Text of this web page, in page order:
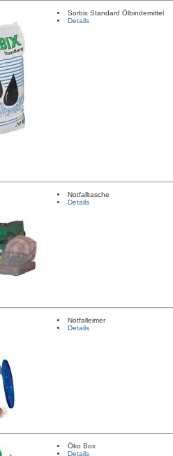
Sorbix Standard Ölbindemittel
Details
Notfalltasche
Details
Notfalleimer
Details
Öko Box
Details